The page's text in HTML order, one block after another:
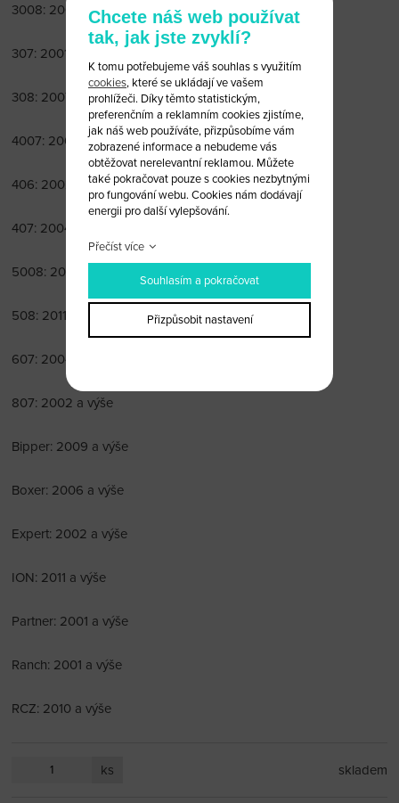
3008: 2009 a výše
307: 2001-2009
308: 2007 a výše
4007: 2007 a výše
406: 2002-2004
407: 2004-2011
5008: 2009 a výše
508: 2011 a výše
607: 2004-2010
807: 2002 a výše
Bipper: 2009 a výše
Boxer: 2006 a výše
Expert: 2002 a výše
ION: 2011 a výše
Partner: 2001 a výše
Ranch: 2001 a výše
RCZ: 2010 a výše
ks skladem
Chcete náš web používat
tak, jak jste zvyklí?
K tomu potřebujeme váš souhlas s využitím
cookies, které se ukládají ve vašem
prohlížeči. Díky těmto statistickým,
preferenčním a reklamním cookies zjistíme,
jak náš web používáte, přizpůsobíme vám
zobrazené informace a nebudeme vás
obtěžovat nerelevantní reklamou. Můžete
také pokračovat pouze s cookies nezbytnými
pro fungování webu. Cookies nám dodávají
energii pro další vylepšování.
Přečíst více
Souhlasím a pokračovat
Přizpůsobit nastavení